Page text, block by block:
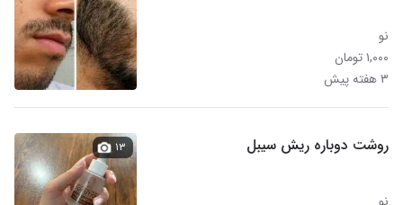
نو
۱,۰۰۰ تومان
۳ هفته پیش
روشت دوباره ریش سیبل ۱۳